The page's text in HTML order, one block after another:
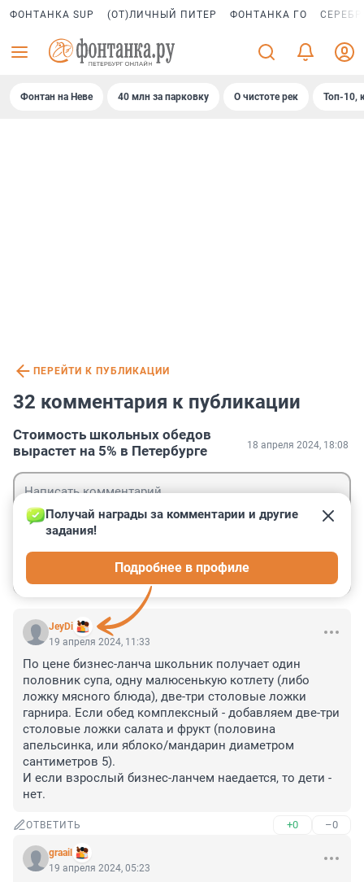
ФОНТАНКА SUP (ОТ)ЛИЧНЫЙ ПИТЕР ФОНТАНКА ГО
Фонтан на Неве 40 млн за парковку О чистоте рек Топ-10,
ПЕРЕЙТИ К ПУБЛИКАЦИИ
32 комментария к публикации
Стоимость школьных обедов
вырастет на 5% в Петербурге
18 апреля 2024, 18:08
JeyDi
Получай награды за комментарии и другие
задания!
Подробнее в профиле
19 апреля 2024, 11:33
По цене бизнес-ланча школьник получает один
половник супа, одну малюсенькую котлету (либо
ложку мясного блюда), две-три столовые ложки
гарнира. Если обед комплексный - добавляем две-три
столовые ложки салата и фрукт (половина
апельсинка, или яблоко/мандарин диаметром
сантиметров 5).
И если взрослый бизнес-ланчем наедается, то дети -
нет.
ОТВЕТИТЬ +0 –0
graail
19 апреля 2024, 05:23